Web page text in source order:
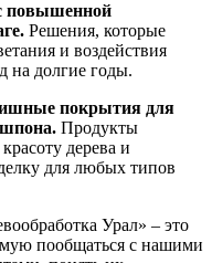
повышенной
Решения, которые
и воздействия
на долгие годы.
покрытия для
Продукты
дерева и
для любых типов
Урал» – это
пообщаться с нашими